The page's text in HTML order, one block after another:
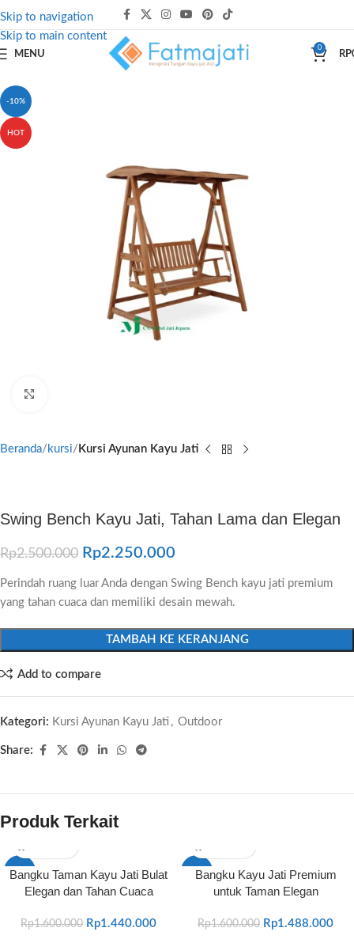
Skip to navigation
Skip to main content
MENU
0
RP
-10%
HOT
Beranda kursi Kursi Ayunan Kayu Jati
Swing Bench Kayu Jati, Tahan Lama dan Elegan
Rp2.500.000 Rp2.250.000
Perindah ruang luar Anda dengan Swing Bench kayu jati premium
yang tahan cuaca dan memiliki desain mewah.
TAMBAH KE KERANJANG
Add to compare
Kategori: Kursi Ayunan Kayu Jati , Outdoor
Share:
Produk Terkait
-10%
Bangku Taman Kayu Jati Bulat
Elegan dan Tahan Cuaca
Rp1.600.000 Rp1.440.000
-7%
Bangku Kayu Jati Premium
untuk Taman Elegan
Rp1.600.000 Rp1.488.000